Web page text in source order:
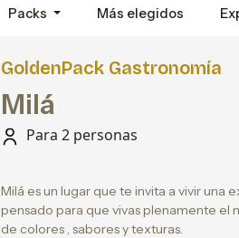
Packs Más elegidos
GoldenPack Gastronomía
Milá
Para 2 personas
Milá es un lugar que te invita a vivir
pensado para que vivas plenamente el
de colores , sabores y texturas.